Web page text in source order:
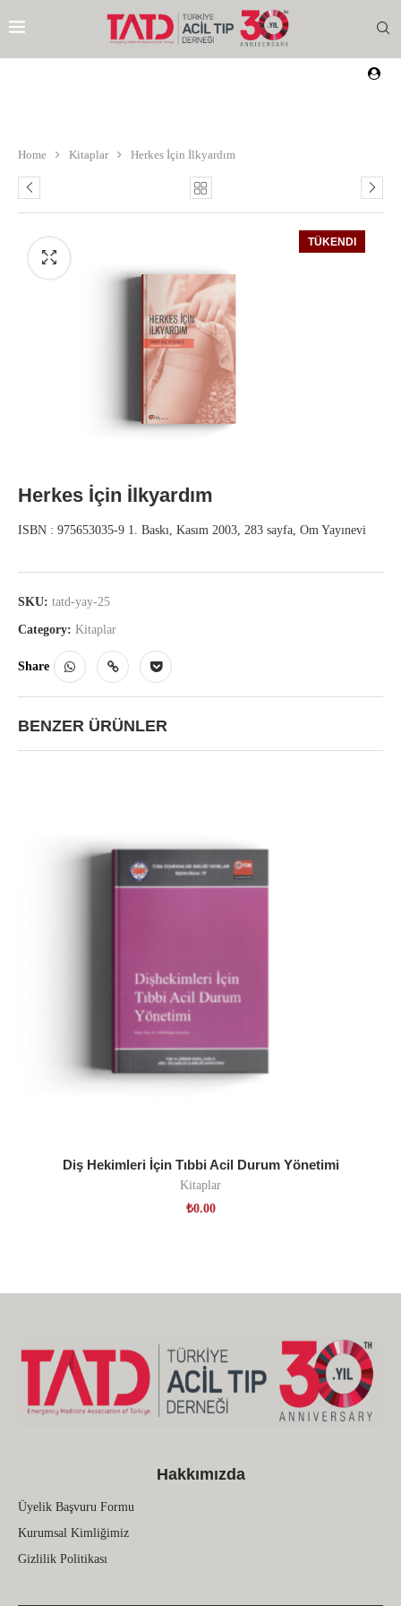
Home Kitaplar Herkes İçin İlkyardım
TÜKENDI
Herkes İçin İlkyardım
ISBN : 975653035-9 1. Baskı, Kasım 2003, 283 sayfa, Om Yayınevi
SKU: tatd-yay-25
Category: Kitaplar
Share
BENZER ÜRÜNLER
Diş Hekimleri İçin Tıbbi Acil Durum Yönetimi
Kitaplar
₺0.00
Hakkımızda
Üyelik Başvuru Formu
Kurumsal Kimliğimiz
Gizlilik Politikası